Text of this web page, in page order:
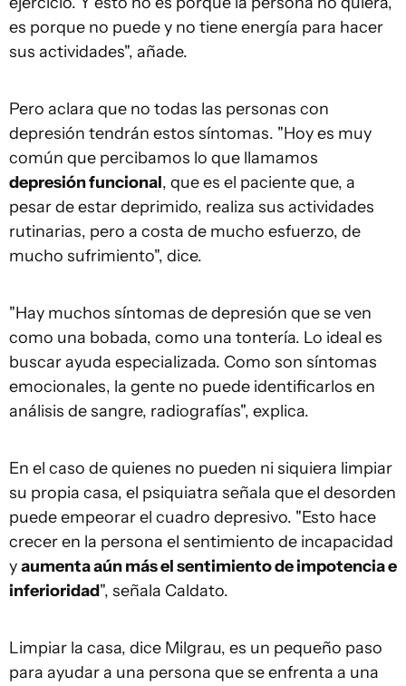
es porque no puede y no tiene energía para hacer
sus actividades", añade.
Pero aclara que no todas las personas con
depresión tendrán estos síntomas. "Hoy es muy
común que percibamos lo que llamamos
depresión funcional, que es el paciente que, a
pesar de estar deprimido, realiza sus actividades
rutinarias, pero a costa de mucho esfuerzo, de
mucho sufrimiento", dice.
"Hay muchos síntomas de depresión que se ven
como una bobada, como una tontería. Lo ideal es
buscar ayuda especializada. Como son síntomas
emocionales, la gente no puede identificarlos en
análisis de sangre, radiografías", explica.
En el caso de quienes no pueden ni siquiera limpiar
su propia casa, el psiquiatra señala que el desorden
puede empeorar el cuadro depresivo. "Esto hace
crecer en la persona el sentimiento de incapacidad
yaumenta aún más el sentimiento de impotencia e
inferioridad", señala Caldato.
Limpiar la casa, dice Milgrau, es un pequeño paso
para ayudar a una persona que se enfrenta a una